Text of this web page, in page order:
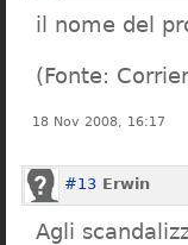
il nome del
(Fonte:
18 Nov 2008, 16:17
#13 Erwin
Agli